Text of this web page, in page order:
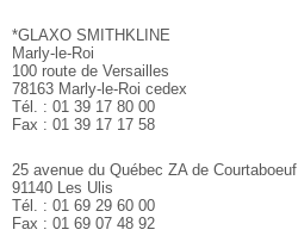
*GLAXO SMITHKLINE
Marly-le-Roi
100 route de Versailles
78163 Marly-le-Roi cedex
Tél. : 01 39 17 80 00
Fax : 01 39 17 17 58
25 avenue du Québec ZA de Courtaboeuf
91140 Les Ulis
Tél. : 01 69 29 60 00
Fax : 01 69 07 48 92